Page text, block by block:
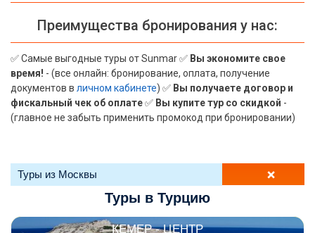
Преимущества бронирования у нас:
✅ Самые выгодные туры от Sunmar ✅ Вы экономите свое
время! - (все онлайн: бронирование, оплата, получение
документов в личном кабинете) ✅ Вы получаете договор и
фискальный чек об оплате✅ Вы купите тур со скидкой -
(главное не забыть применить промокод при бронировании)
Туры из Москвы +
Туры в Турцию
КЕМЕР - ЦЕНТР
Кав Мин Воды
Экскурсионные туры
VIP отели 5 звезд
ТОП 10 лучших отелей 5*
5*
Лучшие отели 4* звезды
Недорогие отели 4*